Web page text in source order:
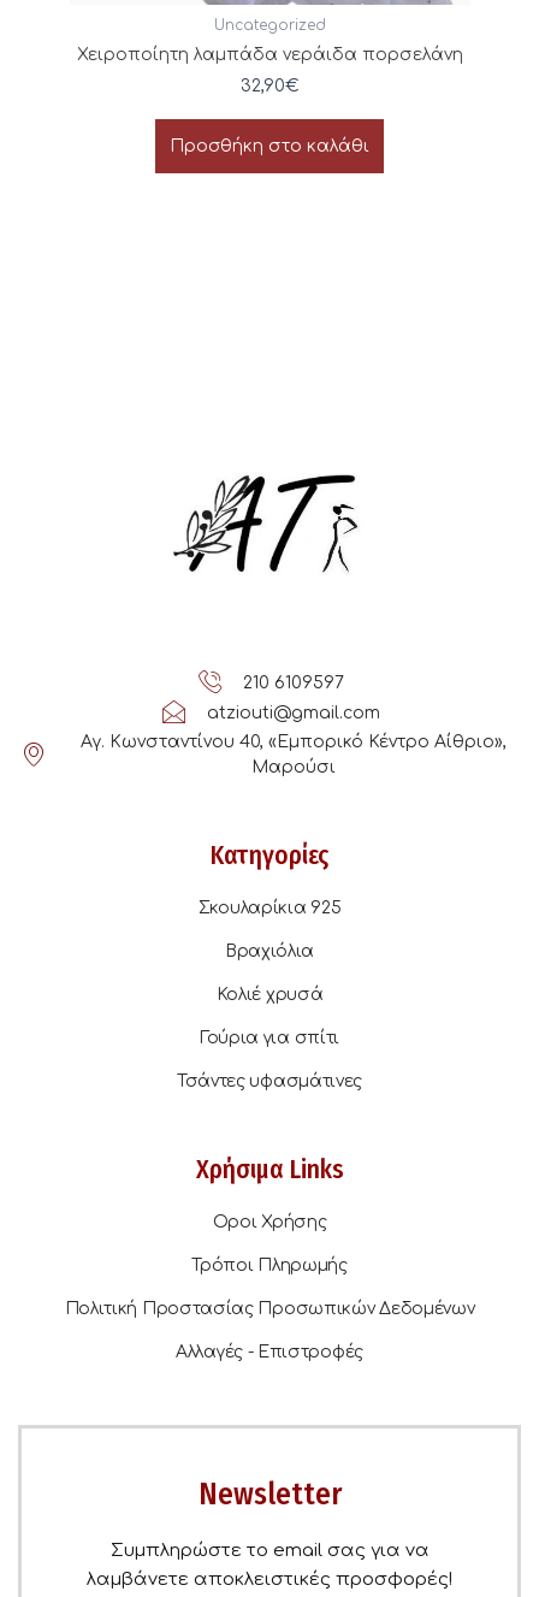
Uncategorized
Χειροποίητη λαμπάδα νεράιδα πορσελάνη
32,90€
Προσθήκη στο καλάθι
210 6109597
atziouti@gmail.com
Αγ. Κωνσταντίνου 40, «Εμπορικό Κέντρο Αίθριο»,
Μαρούσι
Κατηγορίες
Σκουλαρίκια 925
Βραχιόλια
Κολιέ χρυσά
Γούρια για σπίτι
Τσάντες υφασμάτινες
Χρήσιμα Links
Οροι Χρήσης
Τρόποι Πληρωμής
Πολιτική Προστασίας Προσωπικών Δεδομένων
Αλλαγές - Επιστροφές
Newsletter
Συμπληρώστε το email σας για να
λαμβάνετε αποκλειστικές προσφορές!